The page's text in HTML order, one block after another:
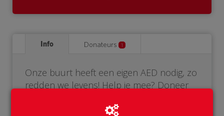
Info Donateurs 1
Onze buurt heeft een eigen AED nodig, zo
redden we levens! Help je mee? Doneer